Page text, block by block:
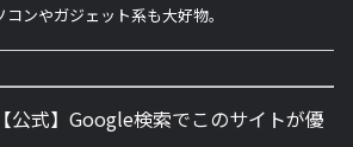
コンやガジェット系も大好物。
【公式】Google検索でこのサイトが優